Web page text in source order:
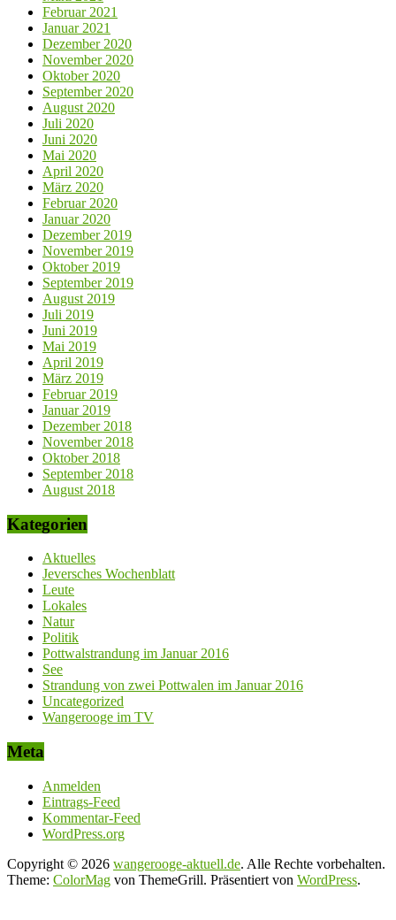
Februar 2021
Januar 2021
Dezember 2020
November 2020
Oktober 2020
September 2020
August 2020
Juli 2020
Juni 2020
Mai 2020
April 2020
März 2020
Februar 2020
Januar 2020
Dezember 2019
November 2019
Oktober 2019
September 2019
August 2019
Juli 2019
Juni 2019
Mai 2019
April 2019
März 2019
Februar 2019
Januar 2019
Dezember 2018
November 2018
Oktober 2018
September 2018
August 2018
Kategorien
Aktuelles
Jeversches Wochenblatt
Leute
Lokales
Natur
Politik
Pottwalstrandung im Januar 2016
See
Strandung von zwei Pottwalen im Januar 2016
Uncategorized
Wangerooge im TV
Meta
Anmelden
Eintrags-Feed
Kommentar-Feed
WordPress.org
Copyright © 2026 wangerooge-aktuell.de. Alle Rechte vorbehalten.
Theme: ColorMag von ThemeGrill. Präsentiert von WordPress.